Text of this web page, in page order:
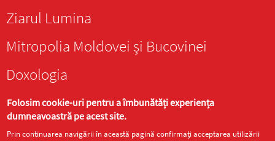
Ziarul Lumina
Mitropolia Moldovei și Bucovinei
Doxologia
Folosim cookie-uri pentru a îmbunătăți experiența
dumneavoastră pe acest site.
Prin continuarea navigării în această pagină confirmați acceptarea utilizării